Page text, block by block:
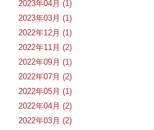
2023年04月 (1)
2023年03月 (1)
2022年12月 (1)
2022年11月 (2)
2022年09月 (1)
2022年07月 (2)
2022年05月 (1)
2022年04月 (2)
2022年03月 (2)